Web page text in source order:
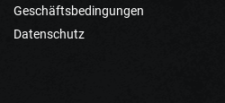
Geschäftsbedingungen
Datenschutz